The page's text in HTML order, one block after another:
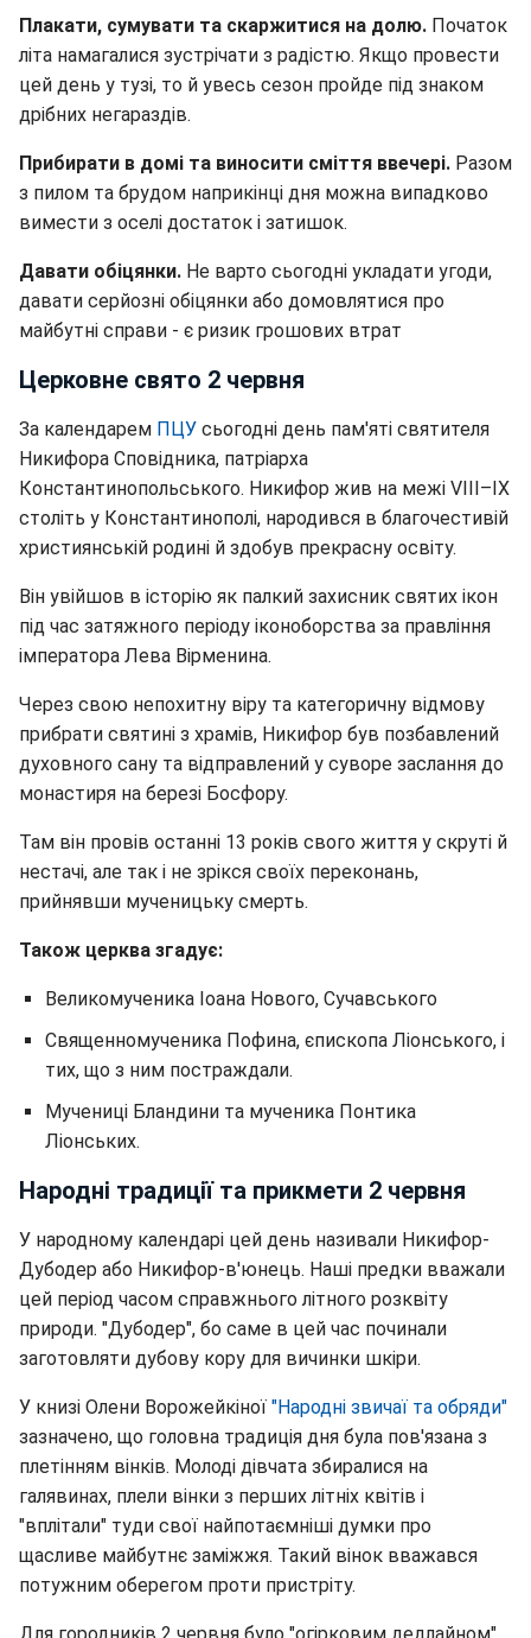
Плакати, сумувати та скаржитися на долю. Початок
літа намагалися зустрічати з радістю. Якщо провести
цей день у тузі, то й увесь сезон пройде під знаком
дрібних негараздів.
Прибирати в домі та виносити сміття ввечері. Разом
з пилом та брудом наприкінці дня можна випадково
вимести з оселі достаток і затишок.
Давати обіцянки. Не варто сьогодні укладати угоди,
давати серйозні обіцянки або домовлятися про
майбутні справи - є ризик грошових втрат
Церковне свято 2 червня
За календарем ПЦУ сьогодні день пам'яті святителя
Никифора Сповідника, патріарха
Константинопольського. Никифор жив на межі VIII–IX
століть у Константинополі, народився в благочестивій
християнській родині й здобув прекрасну освіту.
Він увійшов в історію як палкий захисник святих ікон
під час затяжного періоду іконоборства за правління
імператора Лева Вірменина.
Через свою непохитну віру та категоричну відмову
прибрати святині з храмів, Никифор був позбавлений
духовного сану та відправлений у суворе заслання до
монастиря на березі Босфору.
Там він провів останні 13 років свого життя у скруті й
нестачі, але так і не зрікся своїх переконань,
прийнявши мученицьку смерть.
Також церква згадує:
Великомученика Іоана Нового, Сучавського
Священномученика Пофина, єпископа Ліонського, і
тих, що з ним постраждали.
Мучениці Бландини та мученика Понтика
Ліонських.
Народні традиції та прикмети 2 червня
У народному календарі цей день називали Никифор-
Дубодер або Никифор-в'юнець. Наші предки вважали
цей період часом справжнього літного розквіту
природи. "Дубодер", бо саме в цей час починали
заготовляти дубову кору для вичинки шкіри.
У книзі Олени Ворожейкіної "Народні звичаї та обряди"
зазначено, що головна традиція дня була пов'язана з
плетінням вінків. Молоді дівчата збиралися на
галявинах, плели вінки з перших літніх квітів і
"вплітали" туди свої найпотаємніші думки про
щасливе майбутнє заміжжя. Такий вінок вважався
потужним оберегом проти пристріту.